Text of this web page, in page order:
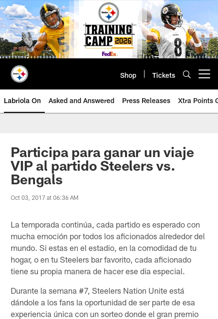
Skip
to
main
content
Shop Tickets
Labriola On Asked and Answered Press Releases Xtra Points
Participa para ganar un viaje
VIP al partido Steelers vs.
Bengals
Oct 03, 2017 at 06:36 AM
La temporada continúa, cada partido es esperado con
mucha emoción por todos los aficionados alrededor del
mundo. Si estas en el estadio, en la comodidad de tu
hogar, o en tu Steelers bar favorito, cada aficionado
tiene su propia manera de hacer ese dia especial.
Durante la semana #7, Steelers Nation Unite está
dándole a los fans la oportunidad de ser parte de esa
experiencia única con un sorteo donde el gran premio